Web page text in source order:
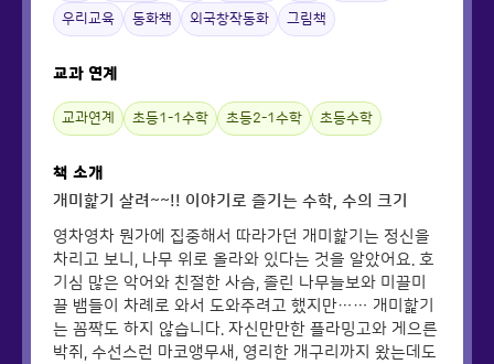
우리교육 동화책 외국창작동화 그림책
교과 연계
교과연계 초등1-1수학 초등2-1수학 초등수학
책 소개
개미핥기 살려~~!! 이야기로 즐기는 수학, 수의 크기
영차영차 뭔가에 집중해서 따라가던 개미핥기는 정신을
차리고 보니, 나무 위로 올라와 있다는 것을 알았어요. 호
기심 많은 악어와 친절한 사슴, 졸린 나무늘보와 미끌미
끌 뱀들이 차례로 와서 도와주려고 했지만…… 개미핥기
는 꼼짝도 하지 않습니다. 자신만만한 플라밍고와 게으른
박쥐, 수선스런 마코앵무새, 영리한 개구리까지 왔는데도